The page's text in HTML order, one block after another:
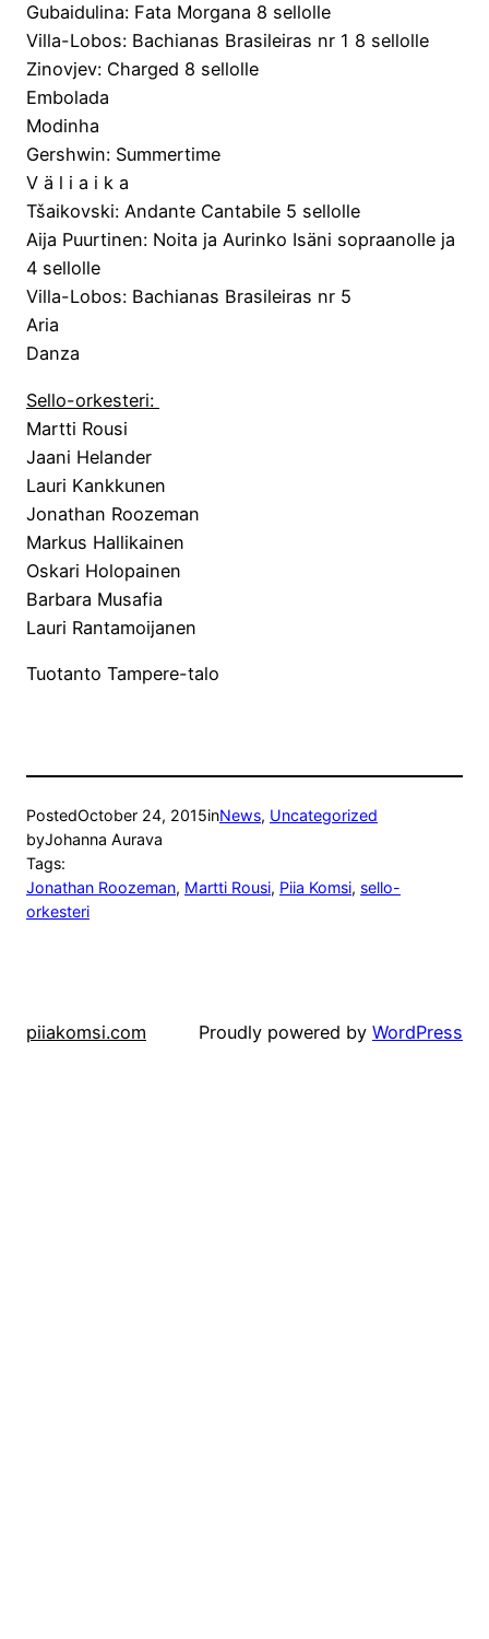
Gubaidulina: Fata Morgana 8 sellolle
Villa-Lobos: Bachianas Brasileiras nr 1 8 sellolle
Zinovjev: Charged 8 sellolle
Embolada
Modinha
Gershwin: Summertime
V ä l i a i k a
Tšaikovski: Andante Cantabile 5 sellolle
Aija Puurtinen: Noita ja Aurinko Isäni sopraanolle ja
4 sellolle
Villa-Lobos: Bachianas Brasileiras nr 5
Aria
Danza
Sello-orkesteri:
Martti Rousi
Jaani Helander
Lauri Kankkunen
Jonathan Roozeman
Markus Hallikainen
Oskari Holopainen
Barbara Musafia
Lauri Rantamoijanen
Tuotanto Tampere-talo
PostedOctober 24, 2015inNews, Uncategorized
byJohanna Aurava
Tags:
Jonathan Roozeman, Martti Rousi, Piia Komsi, sello-
orkesteri
piiakomsi.com Proudly powered by WordPress